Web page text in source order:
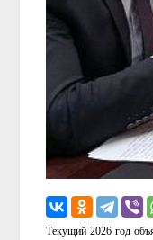
Текущий 2026 год